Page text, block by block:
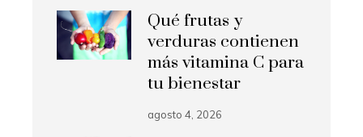
Qué frutas y
verduras contienen
más vitamina C para
tu bienestar
agosto 4, 2026